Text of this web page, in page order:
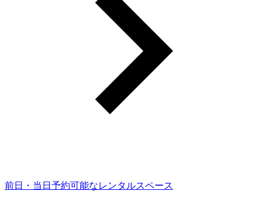
前日・当日予約可能なレンタルスペース